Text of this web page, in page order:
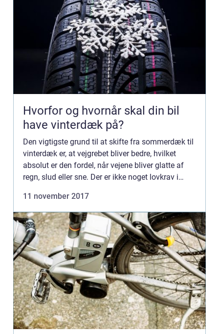
Hvorfor og hvornår skal din bil
have vinterdæk på?
Den vigtigste grund til at skifte fra sommerdæk til
vinterdæk er, at vejgrebet bliver bedre, hvilket
absolut er den fordel, når vejene bliver glatte af
regn, slud eller sne. Der er ikke noget lovkrav i
11 november 2017